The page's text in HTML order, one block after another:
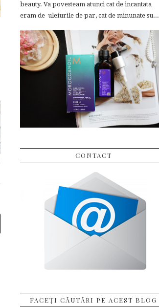
beauty. Va povesteam atunci cat de incantata
eram de uleiurile de par, cat de minunate su...
CONTACT
FACEȚI CĂUTĂRI PE ACEST BLOG